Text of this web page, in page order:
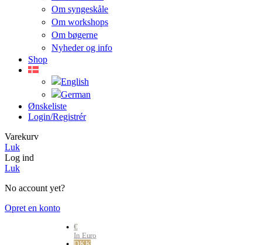
Om syngeskåle
Om workshops
Om bøgerne
Nyheder og info
Shop
Ønskeliste
Login/registrér
Varekurv
Luk
Log ind
Luk
No account yet?
Opret en konto
€
In Euro